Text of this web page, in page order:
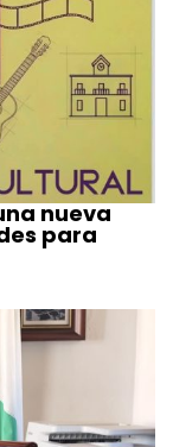
nueva
para